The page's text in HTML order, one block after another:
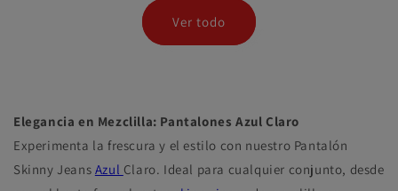
Ver todo
Elegancia en Mezclilla: Pantalones Azul Claro
Experimenta la frescura y el estilo con nuestro Pantalón
Skinny Jeans Azul Claro. Ideal para cualquier conjunto, desde